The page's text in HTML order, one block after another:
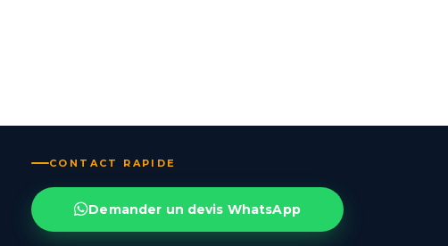
CONTACT RAPIDE
Demander un devis WhatsApp
Matériaux · Devis · Livraison🇲🇦
الدارجة
Darija marocaine
←